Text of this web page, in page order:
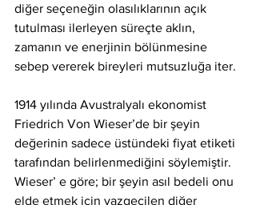
diğer seçeneğin olasılıklarının açık
tutulması ilerleyen süreçte aklın,
zamanın ve enerjinin bölünmesine
sebep vererek bireyleri mutsuzluğa iter.
1914 yılında Avustralyalı ekonomist
Friedrich Von Wieser’de bir şeyin
değerinin sadece üstündeki fiyat etiketi
tarafından belirlenmediğini söylemiştir.
Wieser’ e göre; bir şeyin asıl bedeli onu
elde etmek için vazgeçilen diğer